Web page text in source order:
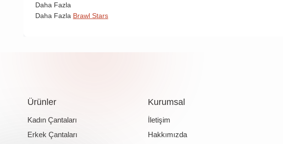
Daha Fazla
Daha Fazla Brawl Stars
Ürünler
Kadın Çantaları
Erkek Çantaları
Kurumsal
İletişim
Hakkımızda